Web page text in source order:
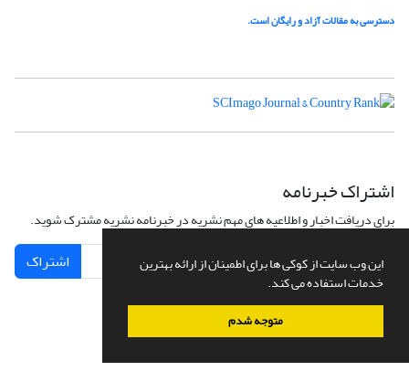
این وب سایت از کوکی ها برای اطمینان از ارائه بهترین
خدمات استفاده می کند.
متوجه شدم
دسترسی به مقالات آزاد و رایگان است.
اشتراک خبرنامه
برای دریافت اخبار و اطلاعیه های مهم نشریه در خبرنامه نشریه مشترک شوید.
اشتراک
سامانه مدیریت نشریات علمی.طراحی و پیاده سازی ازسیناوب